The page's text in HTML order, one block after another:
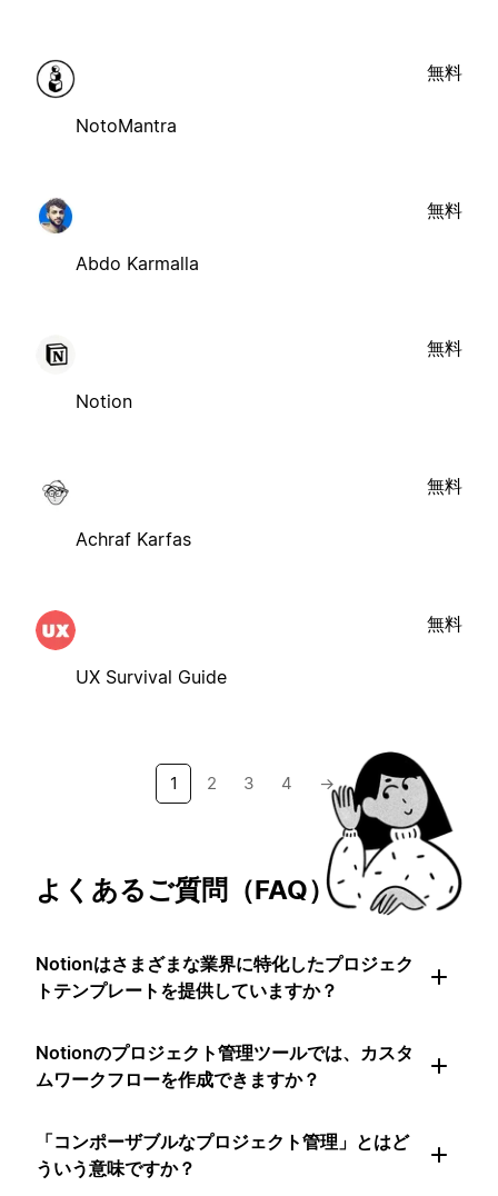
NotoMantra
無料
Abdo Karmalla
無料
Notion
無料
Achraf Karfas
無料
UX Survival Guide
無料
1 2 3 4 →
よくあるご質問（FAQ）
Notionはさまざまな業界に特化したプロジェク
トテンプレートを提供していますか？
Notionのプロジェクト管理ツールでは、カスタ
ムワークフローを作成できますか？
「コンポーザブルなプロジェクト管理」とはど
ういう意味ですか？